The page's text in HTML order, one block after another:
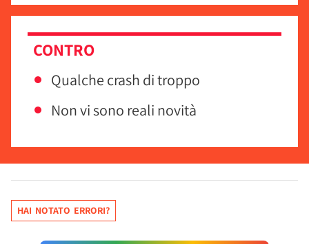
CONTRO
Qualche crash di troppo
Non vi sono reali novità
HAI NOTATO ERRORI?